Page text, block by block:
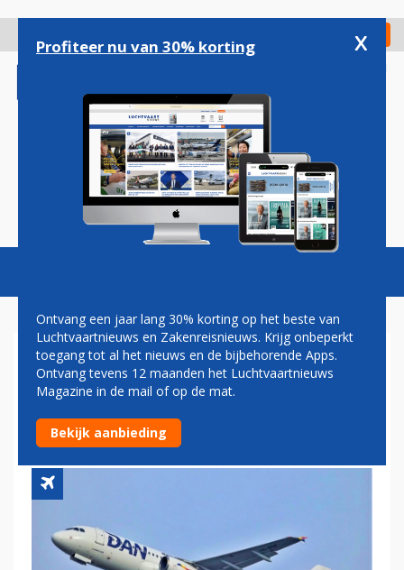
gaan
Check in
Magazine Podcasts Vacatures
VANAF JUNI WEER DIRECTE
VLUCHTEN TUSSEN
EUROPESE UNIE EN SYRIË
Profiteer nu van 30% korting x
Ontvang een jaar lang 30% korting op het beste van
Luchtvaartnieuws en Zakenreisnieuws. Krijg onbeperkt
toegang tot al het nieuws en de bijbehorende Apps.
Ontvang tevens 12 maanden het Luchtvaartnieuws
Magazine in de mail of op de mat.
Bekijk aanbieding